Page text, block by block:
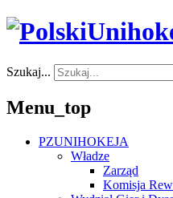
Szukaj...
Menu_top
PZUNIHOKEJA
Władze
Zarząd
Komisja